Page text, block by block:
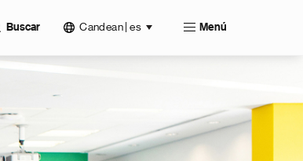
Buscar Candean | es Menú